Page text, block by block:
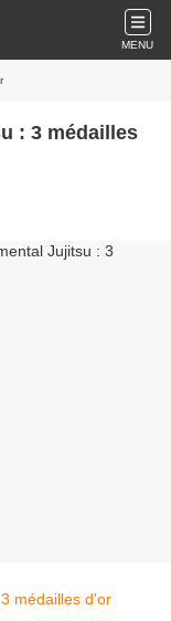
MENU
: 3 médailles